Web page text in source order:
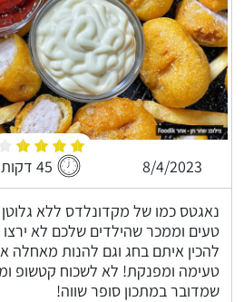
8/4/2023 45 דקות
נאגטס כמו של מקדונלדס ללא
טעים וממכר שהילדים שלכם לא
להכין איתם בחג וגם להנות מאחלה
טעימה ומפנקת! לא לשכוח קטשופ
שמדובר במתכון סופר שווה!